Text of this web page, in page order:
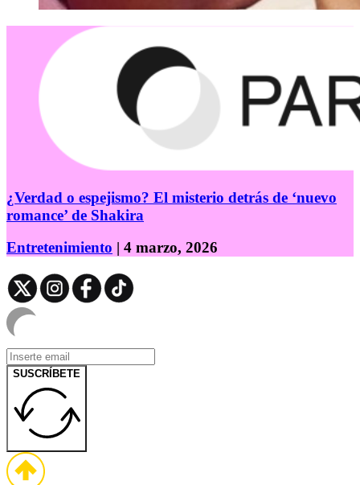
¿Verdad o espejismo? El misterio detrás de ‘nuevo
romance’ de Shakira
Entretenimiento | 4 marzo, 2026
SUSCRÍBETE